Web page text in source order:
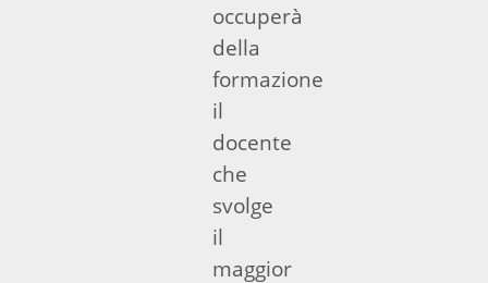
occuperà
della
formazione
il
docente
che
svolge
il
maggior